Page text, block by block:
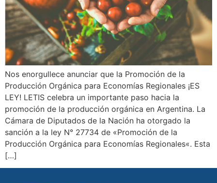
Nos enorgullece anunciar que la Promoción de la
Producción Orgánica para Economías Regionales ¡ES
LEY! LETIS celebra un importante paso hacia la
promoción de la producción orgánica en Argentina. La
Cámara de Diputados de la Nación ha otorgado la
sanción a la ley N° 27734 de «Promoción de la
Producción Orgánica para Economías Regionales«. Esta
[…]